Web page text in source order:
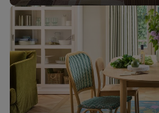
Французский
коттедж